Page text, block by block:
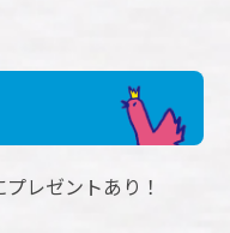
レゼントあり！